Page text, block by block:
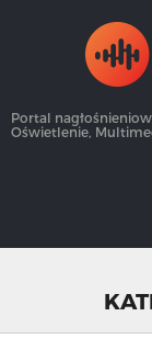
Portal
Oświetlenie,